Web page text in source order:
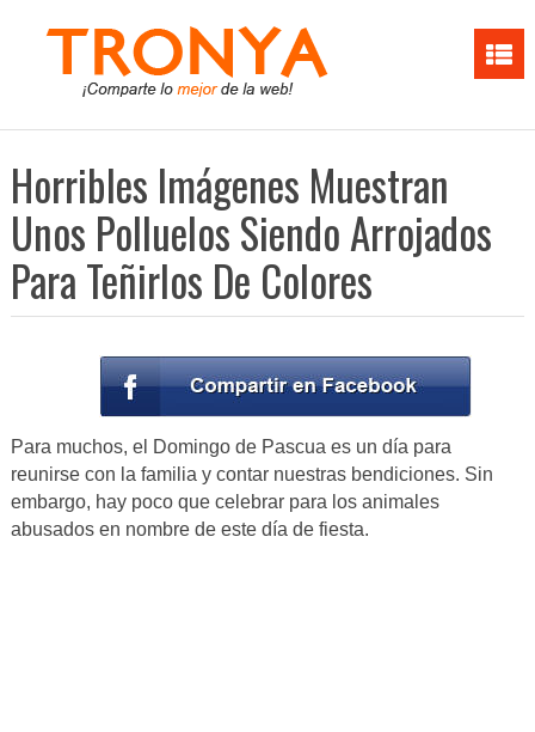
Horribles Imágenes Muestran
Unos Polluelos Siendo Arrojados
Para Teñirlos De Colores
Para muchos, el Domingo de Pascua es un día para
reunirse con la familia y contar nuestras bendiciones. Sin
embargo, hay poco que celebrar para los animales
abusados en nombre de este día de fiesta.